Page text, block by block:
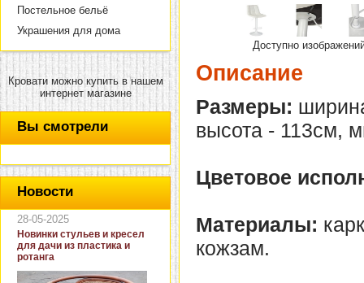
Постельное бельё
Украшения для дома
Кровати можно купить в нашем
интернет магазине
Вы смотрели
Новости
28-05-2025
Новинки стульев и кресел
для дачи из пластика и
ротанга
Доступно
Описание
Размеры:
высота - 113см,
Цветовое
Материалы:
кожзам.